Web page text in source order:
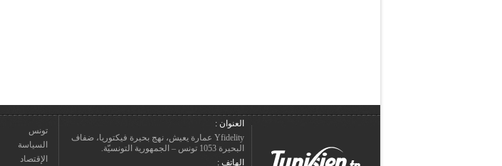
العنوان :
Yfidelity عمارة يعيش، نهج بحيرة فيكتوريا، ضفاف
البحيرة 1053 تونس – الجمهورية التونسيّة.
الهاتف :
تونس
السياسة
الإقتصاد